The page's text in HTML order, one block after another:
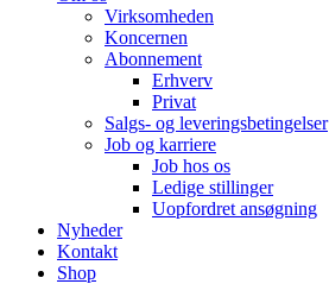
Virksomheden
Koncernen
Abonnement
Erhverv
Privat
Salgs- og leveringsbetingelser
Job og karriere
Job hos os
Ledige stillinger
Uopfordret ansøgning
Nyheder
Kontakt
Shop